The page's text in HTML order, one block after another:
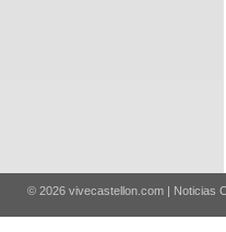
© 2026 vivecastellon.com | Noticias